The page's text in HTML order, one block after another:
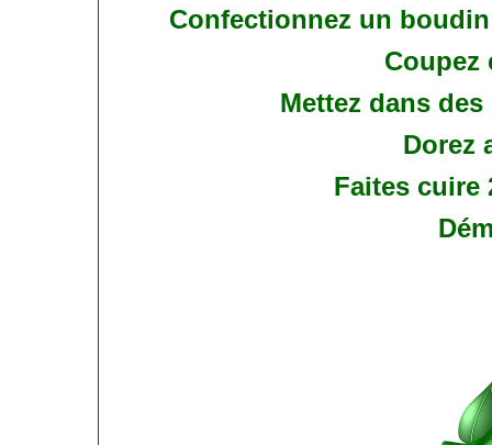
Confectionnez un
Coupez
Mettez dans
Dorez
Faites cuire